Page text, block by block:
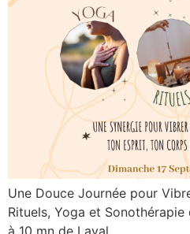
Une Douce Journée pour
Rituels, Yoga et
à 10 mn de Laval